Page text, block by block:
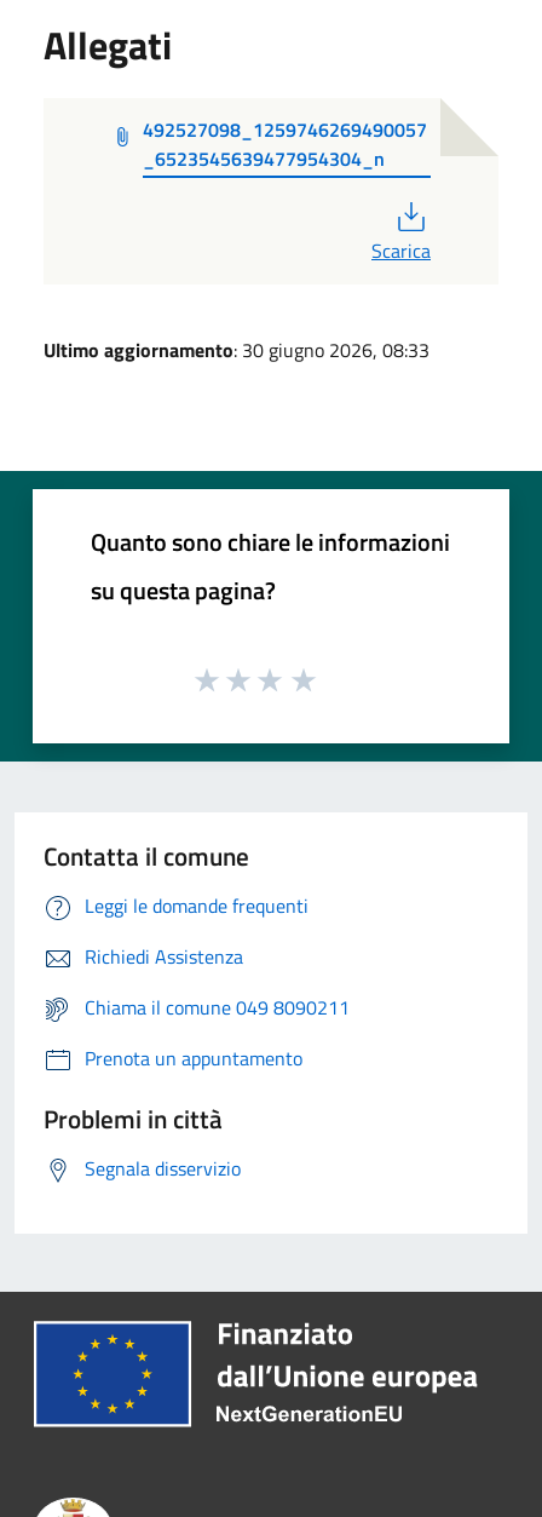
Allegati
492527098_1259746269490057
_6523545639477954304_n
Scarica
Ultimo aggiornamento: 30 giugno 2026, 08:33
Quanto sono chiare le informazioni
su questa pagina?
Contatta il comune
Leggi le domande frequenti
Richiedi Assistenza
Chiama il comune 049 8090211
Prenota un appuntamento
Problemi in città
Segnala disservizio